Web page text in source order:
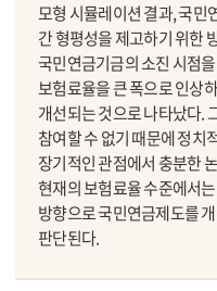
모형 시뮬레이션 결과, 국민
간 형평성을 제고하기 위한
국민연금기금의 소진 시점
보험료율을 큰 폭으로 인상
개선되는 것으로 나타났다.
참여할 수 없기 때문에 정치
장기적인 관점에서 충분한
현재의 보험료율 수준에서
방향으로 국민연금제도를
판단된다.